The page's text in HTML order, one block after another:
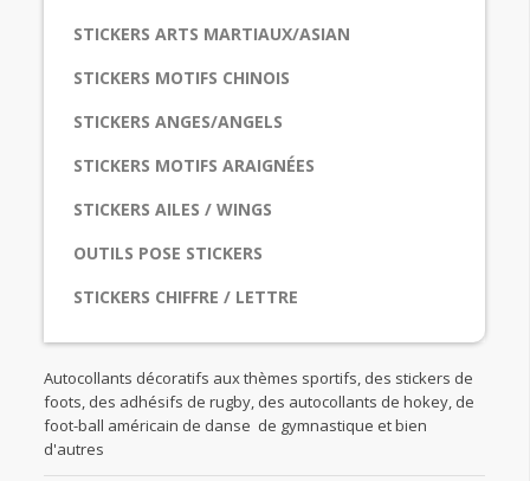
STICKERS ARTS MARTIAUX/ASIAN
STICKERS MOTIFS CHINOIS
STICKERS ANGES/ANGELS
STICKERS MOTIFS ARAIGNÉES
STICKERS AILES / WINGS
OUTILS POSE STICKERS
STICKERS CHIFFRE / LETTRE
Autocollants décoratifs aux thèmes sportifs, des stickers de
foots, des adhésifs de rugby, des autocollants de hokey, de
foot-ball américain de danse de gymnastique et bien
d'autres